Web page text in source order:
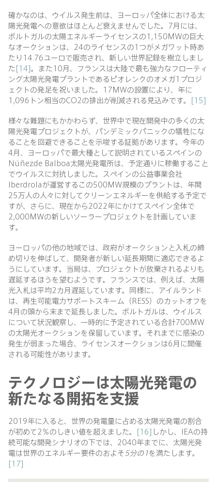
確かなのは、ウイルス発生前は、ヨーロッパ全体における太
陽光発電への意欲はほとんど衰えませんでした。7月には、
ポルトガルの太陽エネルギーライセンスの1,150MWの巨大
なオークションは、24のライセンスの1つがメガワット時あ
たり14.76ユーロで販売され、新しい世界記録を樹立しまし
た[14]。また10月、フランスは大陸で最も強力なフローティ
ング太陽光発電プラントであるピオレンクのオメガ1プロジ
ェクトの発足を祝いました。17MWの設置により、年に
1,096トン相当のCO2の排出が削減される見込みです。 [15]
様々な難題にもかかわらず、世界中で現在開発中の多くの太
陽光発電プロジェクトが、パンデミックパニックの犠牲にな
ることを回避できることを示唆する証拠があります。今年の
4月、ヨーロッパで最大種として説明されているスペインの
Núñezde Balboa太陽光発電所は、予定通りに稼働すること
でウイルスに対抗しました。スペインの公益事業会社
Iberdrolaが運営するこの500MW規模のプラントは、年間
25万人の人々に対してクリーンエネルギーを供給する予定で
すが、さらに、現在から2022年にかけてスペイン全体で
2,000MWの新しいソーラープロジェクトを計画していま
す。
ヨーロッパの他の地域では、政府がオークションと入札の締
め切りを伸ばして、開発者が新しい延長期間に適応できるよ
うにしています。当局は、プロジェクトが放棄されるよりも
遅延するほうを望むようです。フランスでは、例えば、太陽
光入札は平均2カ月遅延しています。同様に、アイルランド
は、再生可能電力サポートスキーム（RESS）のカットオフを
4月の頭から末まで延長しました。ポルトガルは、ウイルス
について状況観察し、一時的に予定されている合計700MW
の太陽光オークションを保留しています。それまでに感染の
発生が弱まった場合、ライセンスオークションは6月に開催
される可能性があります。
テクノロジーは太陽光発電の
新たなる開拓を支援
2019年に入ると、世界の発電量に占める太陽光発電の割合
が初めて2％のしきい値を超えました。 [16] しかし、IEAの持
続可能な開発シナリオの下では、2040年までに、太陽光発
電は世界のエネルギー要件のおよそ 5分の1を満たします。
[17]